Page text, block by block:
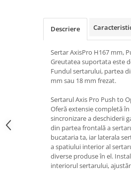
Descriere
Sertar AxisPro H167 mm,
Greutatea suportata este
Fundul sertarului, partea
mm sau 18 mm frezat.
Sertarul Axis Pro Push to
Oferă extensie completă
sincronizare a deschiderii
din partea frontală a
bucataria ta, iar laterala
a spatiului interior al
diverse produse în el.
interiorul sertarului,